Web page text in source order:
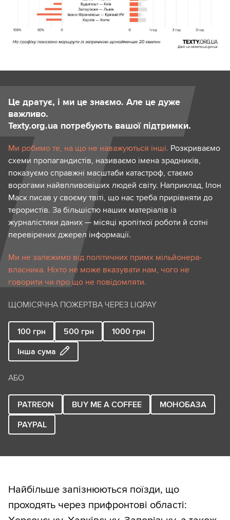
Це дратує, і ми це знаємо. Але це дуже
важливо.
Texty.org.ua потребують вашої підтримки.
Ми робимо те, на що не наважуються інші. Розкриваємо
схеми пропагандистів, називаємо імена зрадників,
показуємо справжні масштаби катастроф, стаємо
ворогами найвпливовіших людей світу. Наприклад, Ілон
Маск писав у своєму твіті, що нас треба прирівняти до
терористів. За більшістю наших матеріалів із
журналістики даних — місяці кропіткої роботи й сотні
перевірених джерел інформації.
Ми не залежимо від політичних примх мільйонера-
власника. Ніхто не може вказувати нам, чого не
говорити чи про що не повідомляти.
ЩОМІСЯЧНА ПОЖЕРТВА ЧЕРЕЗ LIQPAY
100 грн 500 грн 1000 грн
Інша сума
АБО
PATREON BUY ME A COFFEE
МОНОБАЗА
PAYPAL
Найбільше запізнюються поїзди, що
проходять через прифронтові області: